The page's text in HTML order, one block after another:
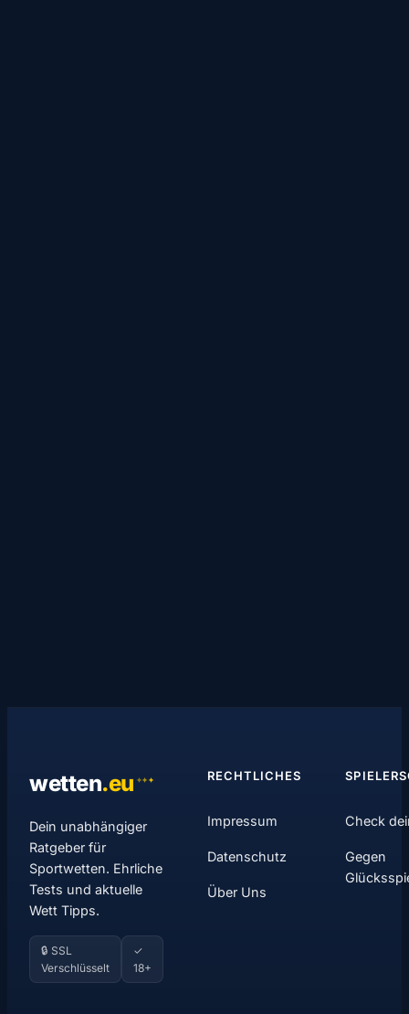
wetten.eu ✦✦ ✦
Dein unabhängiger
Ratgeber für
Sportwetten. Ehrliche
Tests und aktuelle
Wett Tipps.
🔒 SSL
Verschlüsselt
✓
18+
RECHTLICHES
Impressum
Datenschutz
Über Uns
Check
Gegen